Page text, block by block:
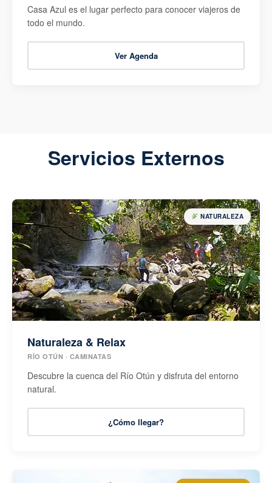
Casa Azul es el lugar perfecto para conocer viajeros de
todo el mundo.
Ver Agenda
Servicios Externos
NATURALEZA
Naturaleza & Relax
RÍO OTÚN · CAMINATAS
Descubre la cuenca del Río Otún y disfruta del entorno
natural.
¿Cómo llegar?